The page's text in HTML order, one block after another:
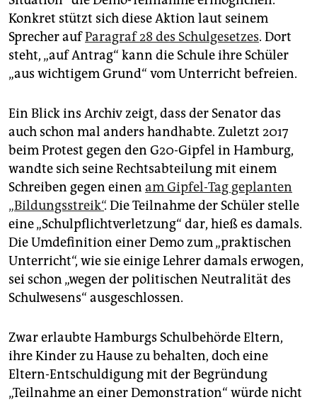
Konkret stützt sich diese Aktion laut seinem
Sprecher aufParagraf 28 des Schulgesetzes. Dort
steht, „auf Antrag“ kann die Schule ihre Schüler
„aus wichtigem Grund“ vom Unterricht befreien.
Ein Blick ins Archiv zeigt, dass der Senator das
auch schon mal anders handhabte. Zuletzt 2017
beim Protest gegen den G20-Gipfel in Hamburg,
wandte sich seine Rechtsabteilung mit einem
Schreiben gegen einen am Gipfel-Tag geplanten
„Bildungsstreik“. Die Teilnahme der Schüler stelle
eine „Schulpflichtverletzung“ dar, hieß es damals.
Die Umdefinition einer Demo zum „praktischen
Unterricht“, wie sie einige Lehrer damals erwogen,
sei schon „wegen der politischen Neutralität des
Schulwesens“ ausgeschlossen.
Zwar erlaubte Hamburgs Schulbehörde Eltern,
ihre Kinder zu Hause zu behalten, doch eine
Eltern-Entschuldigung mit der Begründung
„Teilnahme an einer Demonstration“ würde nicht